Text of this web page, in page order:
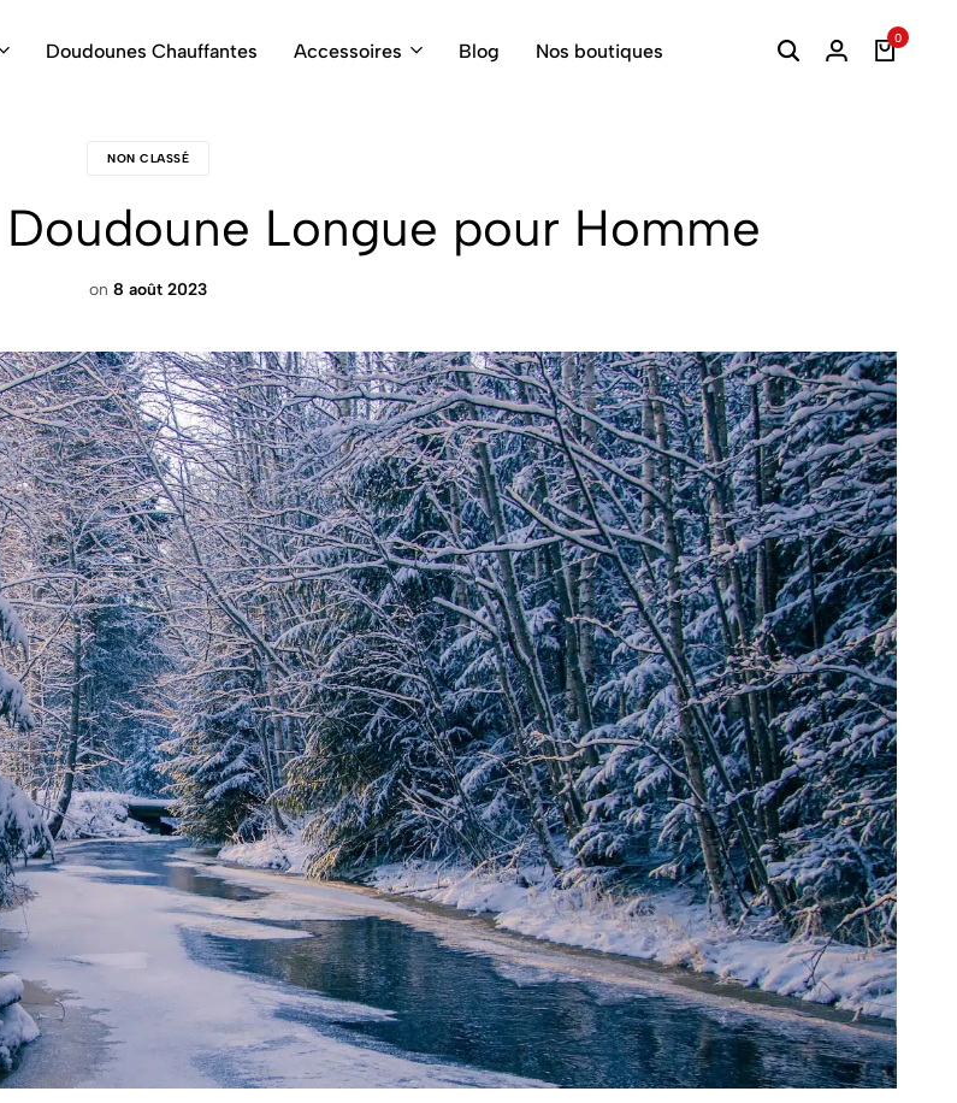
Doudounes Chauffantes Accessoires Blog Nos boutiques
0
NON CLASSÉ
Longue pour Homme
on 8 août 2023